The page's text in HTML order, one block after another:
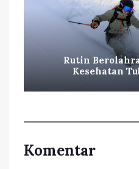
Rutin
Kesehatan
Komentar